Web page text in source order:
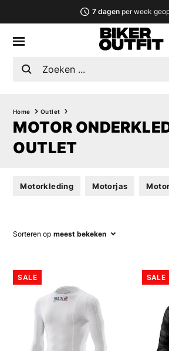
7 dagenper week
Home Outlet
MOTOR
OUTLET
Motorkleding Motorjas
Sorteren op meest bekeken
SALE SALE